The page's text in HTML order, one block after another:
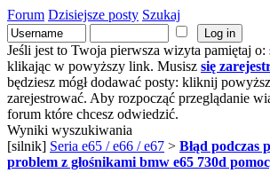
Forum Dzisiejsze posty Szukaj
Jeśli jest to Twoja pierwsza wizyta pamiętaj o:
klikając w powyższy link. Musisz się
będziesz mógł dodawać posty: kliknij
zarejestrować. Aby rozpocząć przeglądanie
forum które chcesz odwiedzić.
Wyniki wyszukiwania
[silnik] Seria e65 / e66 / e67 > Błąd podczas
problem z głośnikami bmw e65 730d